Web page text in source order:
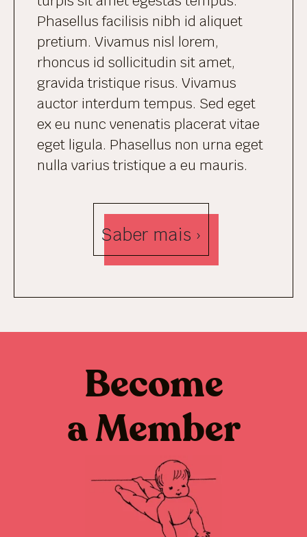
Phasellus facilisis nibh id aliquet
pretium. Vivamus nisl lorem,
rhoncus id sollicitudin sit amet,
gravida tristique risus. Vivamus
auctor interdum tempus. Sed eget
ex eu nunc venenatis placerat vitae
eget ligula. Phasellus non urna eget
nulla varius tristique a eu mauris.
Saber mais ›
Become
a Member